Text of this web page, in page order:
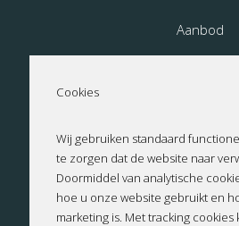
Aanbod
Contact
Cookies
Wij gebruiken standaard
te zorgen dat de website naar
Doormiddel van analytische
hoe u onze website gebruikt en
marketing is. Met tracking